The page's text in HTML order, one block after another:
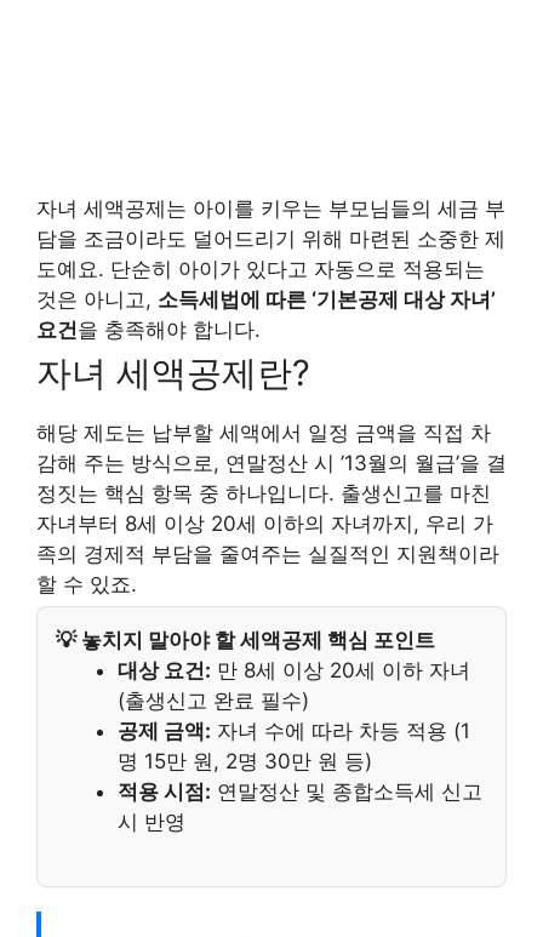
자녀 세액공제는 아이를 키우는 부모님들의 세금 부
담을 조금이라도 덜어드리기 위해 마련된 소중한 제
도예요. 단순히 아이가 있다고 자동으로 적용되는
것은 아니고, 소득세법에 따른 ‘기본공제 대상 자녀’
요건을 충족해야 합니다.
자녀 세액공제란?
해당 제도는 납부할 세액에서 일정 금액을 직접 차
감해 주는 방식으로, 연말정산 시 ’13월의 월급’을 결
정짓는 핵심 항목 중 하나입니다. 출생신고를 마친
자녀부터 8세 이상 20세 이하의 자녀까지, 우리 가
족의 경제적 부담을 줄여주는 실질적인 지원책이라
할 수 있죠.
💡 놓치지 말아야 할 세액공제 핵심 포인트
대상 요건: 만 8세 이상 20세 이하 자녀
(출생신고 완료 필수)
공제 금액: 자녀 수에 따라 차등 적용 (1
명 15만 원, 2명 30만 원 등)
적용 시점: 연말정산 및 종합소득세 신고
시 반영